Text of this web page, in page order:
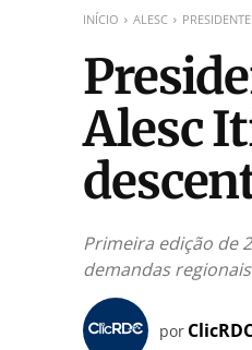
INÍCIO ALESC
Alesc
Primeira edição de
demandas regionais
por